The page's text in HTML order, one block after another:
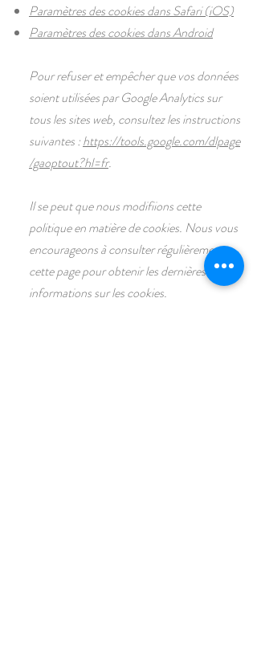
Paramètres des cookies dans Safari (iOS)
Paramètres des cookies dans Android
Pour refuser et empêcher que vos données
soient utilisées par Google Analytics sur
tous les sites web, consultez les instructions
suivantes :https://tools.google.com/dlpage
/gaoptout?hl=fr.
Il se peut que nous modifiions cette
politique en matière de cookies. Nous vous
encourageons à consulter régulièrement
cette page pour obtenir les dernières
informations sur les cookies.